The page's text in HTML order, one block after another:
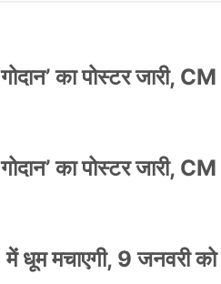
का पोस्टर
का पोस्टर
मचाएगी, 9 जनवरी